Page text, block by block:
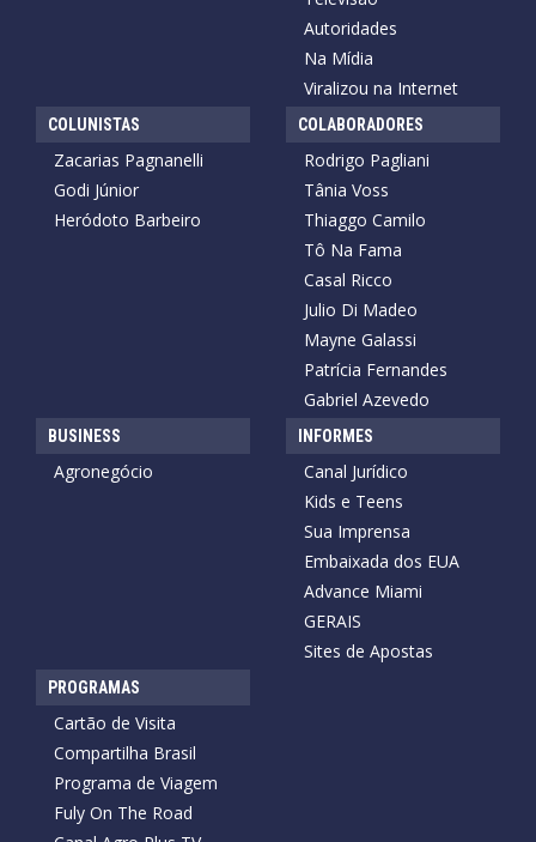
Autoridades
Na Mídia
Viralizou na Internet
COLUNISTAS
Zacarias Pagnanelli
Godi Júnior
Heródoto Barbeiro
COLABORADORES
Rodrigo Pagliani
Tânia Voss
Thiaggo Camilo
Tô Na Fama
Casal Ricco
Julio Di Madeo
Mayne Galassi
Patrícia Fernandes
Gabriel Azevedo
BUSINESS
Agronegócio
INFORMES
Canal Jurídico
Kids e Teens
Sua Imprensa
Embaixada dos EUA
Advance Miami
GERAIS
Sites de Apostas
PROGRAMAS
Cartão de Visita
Compartilha Brasil
Programa de Viagem
Fuly On The Road